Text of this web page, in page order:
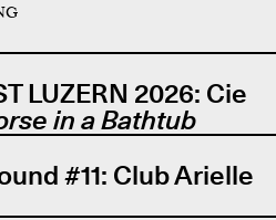
LUZERN 2026: Cie
in a Bathtub
#11: Club Arielle